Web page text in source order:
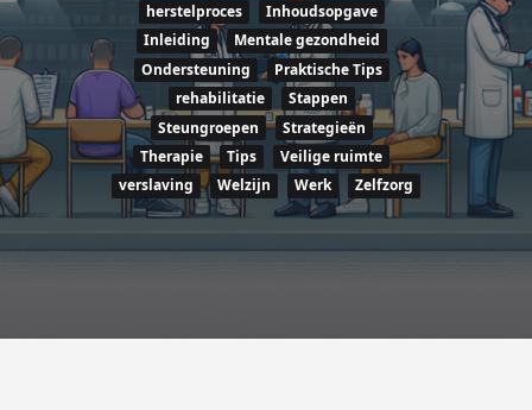
herstelproces
Inhoudsopgave
Inleiding
Mentale gezondheid
Ondersteuning
Praktische Tips
rehabilitatie
Stappen
Steungroepen
Strategieën
Therapie
Tips
Veilige ruimte
verslaving
Welzijn Werk Zelfzorg